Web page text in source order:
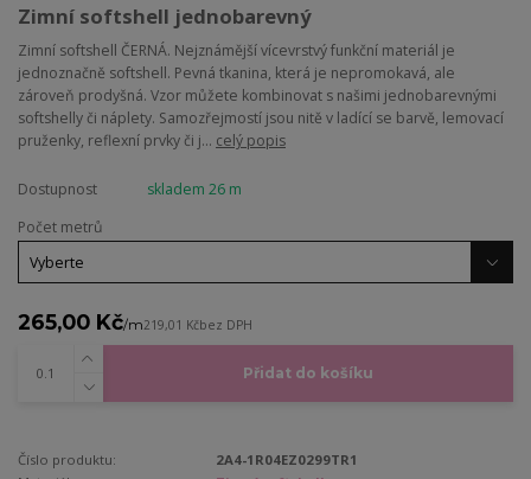
Zimní softshell jednobarevný
Zimní softshell ČERNÁ. Nejznámější vícevrstvý funkční materiál je
jednoznačně softshell. Pevná tkanina, která je nepromokavá, ale
zároveň prodyšná. Vzor můžete kombinovat s našimi jednobarevnými
softshelly či náplety. Samozřejmostí jsou nitě v ladící se barvě, lemovací
pruženky, reflexní prvky či j... celý popis
Dostupnost
skladem 26 m
Počet metrů
265,00 Kč/m219,01 Kčbez DPH
Přidat do košíku
Číslo produktu:
2A4-1R04EZ0299TR1